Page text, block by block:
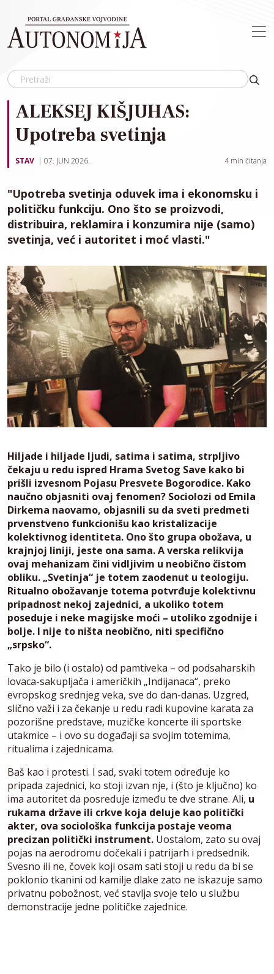
ALEKSEJ KIŠJUHAS:
Upotreba svetinja
STAV 07. JUN 2026. 4 min čitanja
"Upotreba svetinja oduvek ima i ekonomsku i
političku funkciju. Ono što se proizvodi,
distribuira, reklamira i konzumira nije (samo)
svetinja, već i autoritet i moć vlasti."
Hiljade i hiljade ljudi, satima i satima, strpljivo
čekaju u redu ispred Hrama Svetog Save kako bi
prišli izvesnom Pojasu Presvete Bogorodice. Kako
naučno objasniti ovaj fenomen? Sociolozi od Emila
Dirkema naovamo, objasnili su da sveti predmeti
prvenstveno funkcionišu kao kristalizacije
kolektivnog identiteta. Ono što grupa obožava, u
krajnjoj liniji, jeste ona sama. A verska relikvija
ovaj mehanizam čini vidljivim u neobično čistom
obliku. „Svetinja“ je totem zaodenut u teologiju.
Ritualno obožavanje totema potvrđuje kolektivnu
pripadnost nekoj zajednici, a ukoliko totem
poseduje i neke magijske moći – utoliko zgodnije i
bolje. I nije to ništa neobično, niti specifično
„srpsko“.
Tako je bilo (i ostalo) od pamtiveka – od podsaharskih
lovaca-sakupljača i američkih „Indijanaca“, preko
evropskog srednjeg veka, sve do dan-danas. Uzgred,
slično važi i za čekanje u redu radi kupovine karata za
pozorišne predstave, muzičke koncerte ili sportske
utakmice – i ovo su događaji sa svojim totemima,
ritualima i zajednicama.
Baš kao i protesti. I sad, svaki totem određuje ko
pripada zajednici, ko stoji izvan nje, i (što je ključno) ko
ima autoritet da posreduje između te dve strane. Ali, u
rukama države ili crkve koja deluje kao politički
akter, ova sociološka funkcija postaje veoma
precizan politički instrument. Uostalom, zato su ovaj
pojas na aerodromu dočekali i patrijarh i predsednik.
Svesno ili ne, čovek koji osam sati stoji u redu da bi se
poklonio tkanini od kamilje dlake zato ne iskazuje samo
privatnu pobožnost, već stavlja svoje telo u službu
demonstracije jedne političke zajednice.